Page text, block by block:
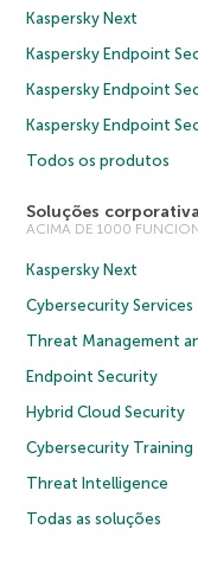
Kaspersky Next
Kaspersky Endpoint
Kaspersky Endpoint
Kaspersky Endpoint
Todos os produtos
Soluções
ACIMA DE 1000
Kaspersky Next
Cybersecurity Services
Threat Management
Endpoint Security
Hybrid Cloud Security
Cybersecurity Training
Threat Intelligence
Todas as soluções